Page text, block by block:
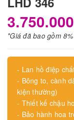
*Giá đã bao gồm
- Lan hồ điệp
- Bông to, cành
kiện thường)
- Thiết kế chậu
- Bảo hành hoa